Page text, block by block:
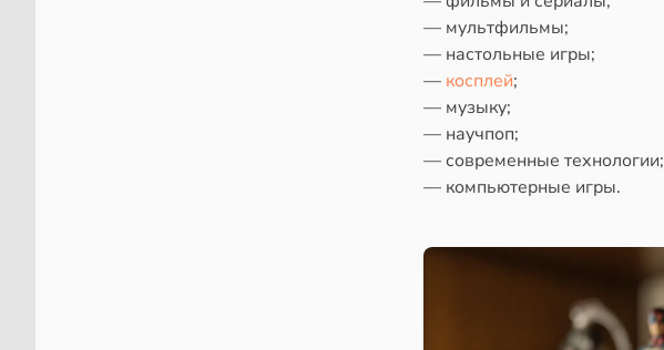
— мультфильмы;
— настольные игры;
— косплей;
— музыку;
— научпоп;
— современные технологии;
— компьютерные игры.